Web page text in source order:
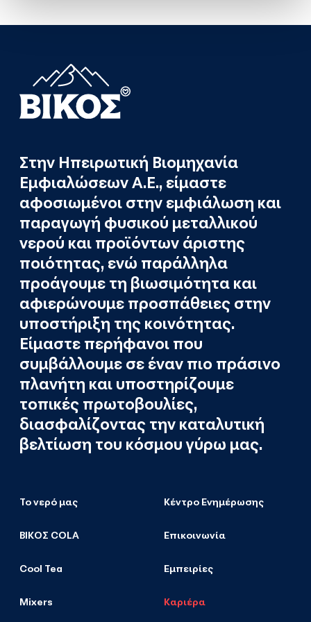
Στην Ηπειρωτική Βιομηχανία
Εμφιαλώσεων Α.Ε., είμαστε
αφοσιωμένοι στην εμφιάλωση και
παραγωγή φυσικού μεταλλικού
νερού και προϊόντων άριστης
ποιότητας, ενώ παράλληλα
προάγουμε τη βιωσιμότητα και
αφιερώνουμε προσπάθειες στην
υποστήριξη της κοινότητας.
Είμαστε περήφανοι που
συμβάλλουμε σε έναν πιο πράσινο
πλανήτη και υποστηρίζουμε
τοπικές πρωτοβουλίες,
διασφαλίζοντας την καταλυτική
βελτίωση του κόσμου γύρω μας.
Το νερό μας
ΒΙΚΟΣ COLA
Cool Tea
Mixers
Κέντρο Ενημέρωσης
Επικοινωνία
Εμπειρίες
Καριέρα